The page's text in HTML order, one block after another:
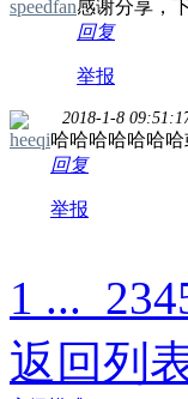
speedfan感谢分享，
回复
举报
heeqi
2018-1-8
哈哈哈哈哈哈
回复
举报
1 ... 234
返回列